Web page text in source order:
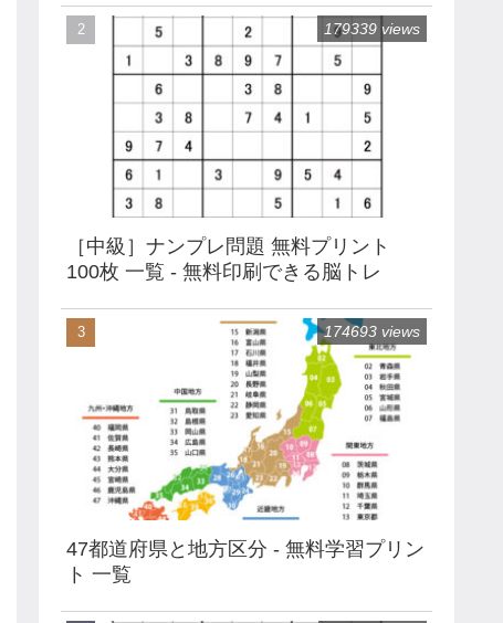
［中級］ナンプレ問題 無料プリント
100枚 一覧 - 無料印刷できる脳トレ
179339 views
47都道府県と地方区分 - 無料学習プリン
ト 一覧
174693 views